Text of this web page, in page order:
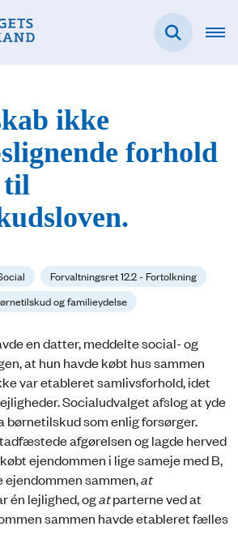
ikke
forhold
til
Forvaltningsret 12.2 - Fortolkning
og familieydelse
en datter, meddelte social- og
at hun havde købt hus sammen
var etableret samlivsforhold, idet
Socialudvalget afslog at yde
som enlig forsørger.
afgørelsen og lagde herved
ejendommen i lige sameje med B,
ejendommen sammen,at
én lejlighed, ogatparterne ved at
sammen havde etableret fælles